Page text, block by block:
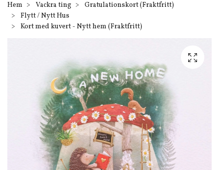
Hem Vackra ting
Gratulationskort (Fraktfritt)
Flytt / Nytt Hus
Kort med kuvert - Nytt hem (Fraktfritt)